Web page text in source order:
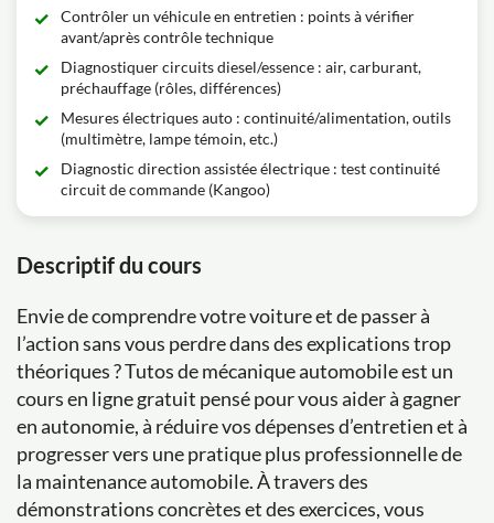
Contrôler un véhicule en entretien : points à vérifier
avant/après contrôle technique
Diagnostiquer circuits diesel/essence : air, carburant,
préchauffage (rôles, différences)
Mesures électriques auto : continuité/alimentation, outils
(multimètre, lampe témoin, etc.)
Diagnostic direction assistée électrique : test continuité
circuit de commande (Kangoo)
Descriptif du cours
Envie de comprendre votre voiture et de passer à
l’action sans vous perdre dans des explications trop
théoriques ? Tutos de mécanique automobile est un
cours en ligne gratuit pensé pour vous aider à gagner
en autonomie, à réduire vos dépenses d’entretien et à
progresser vers une pratique plus professionnelle de
la maintenance automobile. À travers des
démonstrations concrètes et des exercices, vous